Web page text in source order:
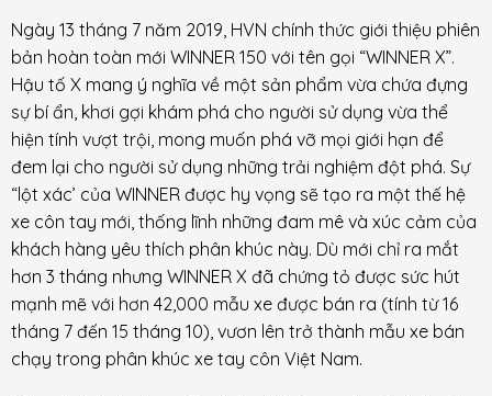
Ngày 13 tháng 7 năm 2019, HVN chính thức giới thiệu phiên
bản hoàn toàn mới WINNER 150 với tên gọi “WINNER X”.
Hậu tố X mang ý nghĩa về một sản phẩm vừa chứa đựng
sự bí ẩn, khơi gợi khám phá cho người sử dụng vừa thể
hiện tính vượt trội, mong muốn phá vỡ mọi giới hạn để
đem lại cho người sử dụng những trải nghiệm đột phá. Sự
“lột xác’ của WINNER được hy vọng sẽ tạo ra một thế hệ
xe côn tay mới, thống lĩnh những đam mê và xúc cảm của
khách hàng yêu thích phân khúc này. Dù mới chỉ ra mắt
hơn 3 tháng nhưng WINNER X đã chứng tỏ được sức hút
mạnh mẽ với hơn 42,000 mẫu xe được bán ra (tính từ 16
tháng 7 đến 15 tháng 10), vươn lên trở thành mẫu xe bán
chạy trong phân khúc xe tay côn Việt Nam.